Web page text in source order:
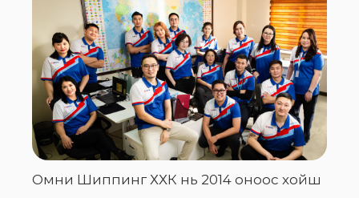
Омни Шиппинг ХХК нь 2014 оноос хойш